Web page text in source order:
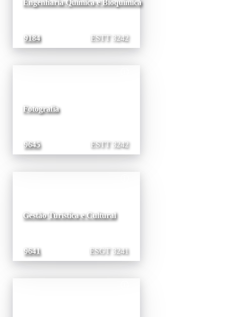
9184
Engenharia Química e Bioquímica
ESTT 3242
9645
Fotografia
ESTT 3242
9641
Gestão Turística e Cultural
ESGT 3241